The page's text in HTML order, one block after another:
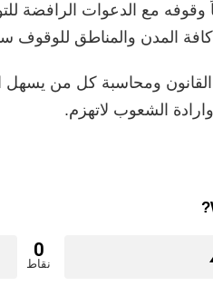
وقوفه مع الدعوات الرافضة
المدن والمناطق للوقوف
ومحاسبة كل من يسهل
الشعوب لاتهزم.
0
نقاط